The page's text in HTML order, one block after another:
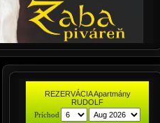
REZERVÁCIA Apartmány
RUDOLF
Príchod